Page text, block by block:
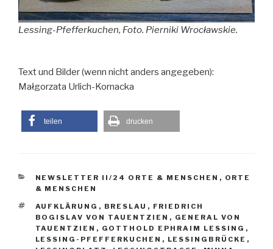
Lessing-Pfefferkuchen, Foto. Pierniki Wrocławskie.
Text und Bilder (wenn nicht anders angegeben):
Małgorzata Urlich-Kornacka
teilen drucken
KATEGORIEN
NEWSLETTER II/24 ORTE & MENSCHEN , ORTE
& MENSCHEN
SCHLAGWÖRTER
AUFKLÄRUNG , BRESLAU , FRIEDRICH
BOGISLAV VON TAUENTZIEN , GENERAL VON
TAUENTZIEN , GOTTHOLD EPHRAIM LESSING ,
LESSING-PFEFFERKUCHEN , LESSINGBRÜCKE ,